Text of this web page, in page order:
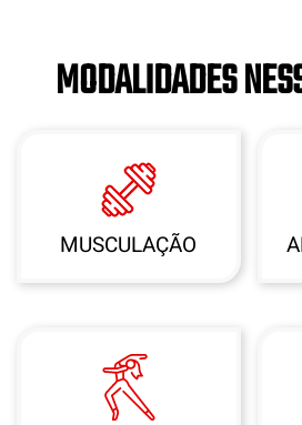
MODALIDADES
MUSCULAÇÃO